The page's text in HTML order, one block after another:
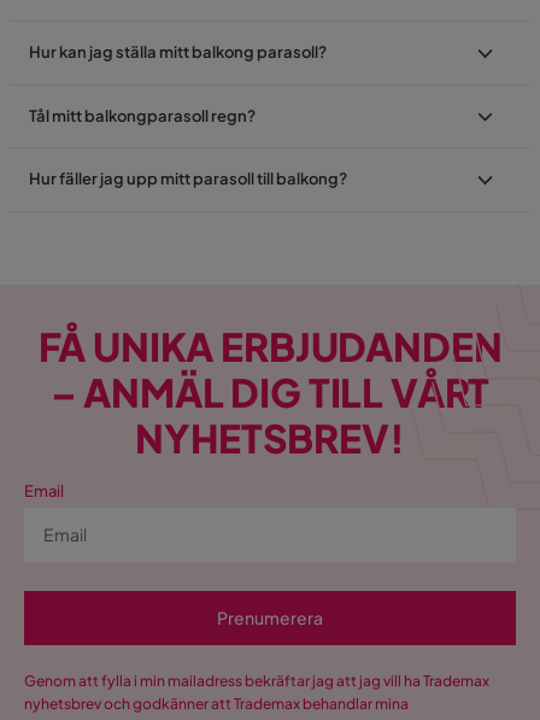
Hur kan jag ställa mitt balkong parasoll?
Tål mitt balkongparasoll regn?
Hur fäller jag upp mitt parasoll till balkong?
FÅ UNIKA ERBJUDANDEN
– ANMÄL DIG TILL VÅRT
NYHETSBREV!
Email
Prenumerera
Genom att fylla i min mailadress bekräftar jag att jag vill ha Trademax
nyhetsbrev och godkänner att Trademax behandlar mina